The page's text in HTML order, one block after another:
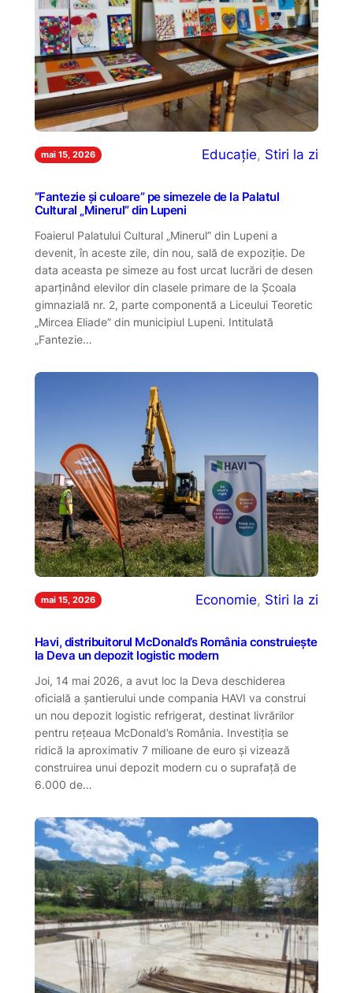
mai 15, 2026 Educație, Stiri la zi
”Fantezie și culoare” pe simezele de la Palatul
Cultural „Minerul” din Lupeni
Foaierul Palatului Cultural „Minerul” din Lupeni a
devenit, în aceste zile, din nou, sală de expoziție. De
data aceasta pe simeze au fost urcat lucrări de desen
aparținând elevilor din clasele primare de la Școala
gimnazială nr. 2, parte componentă a Liceului Teoretic
„Mircea Eliade” din municipiul Lupeni. Intitulată
„Fantezie…
mai 15, 2026 Economie, Stiri la zi
Havi, distribuitorul McDonald’s România construiește
la Deva un depozit logistic modern
Joi, 14 mai 2026, a avut loc la Deva deschiderea
oficială a șantierului unde compania HAVI va construi
un nou depozit logistic refrigerat, destinat livrărilor
pentru rețeaua McDonald’s România. Investiția se
ridică la aproximativ 7 milioane de euro și vizează
construirea unui depozit modern cu o suprafață de
6.000 de…